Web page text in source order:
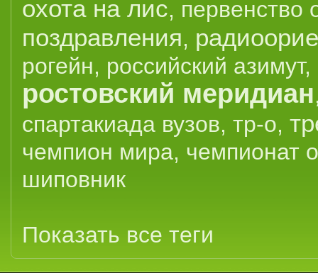
охота на лис, первенство
поздравления,
рогейн, российский азимут,
ростовский меридиан
спартакиада вузов, тр-о,
чемпион мира, чемпионат
шиповник
Показать все теги